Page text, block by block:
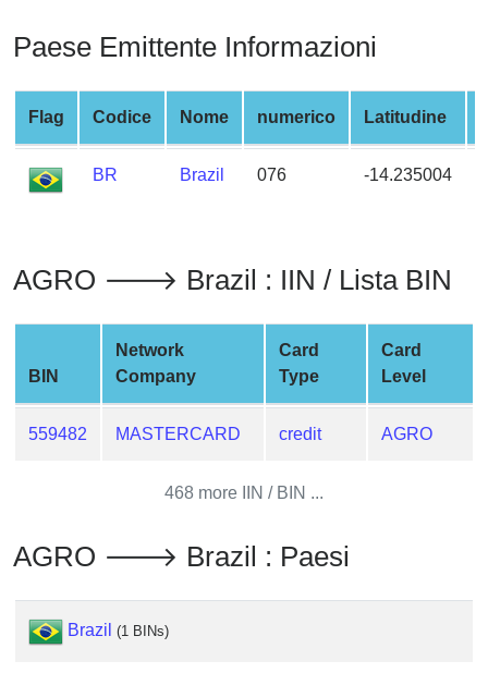
Validator
Card
Generator
Random
Credit
Generate
Credit
Card
BIN
Credit
Card
What
My
IP
Address
Paese Emittente Informazioni
Flag Codice Nome numerico Latitudine
BR Brazil 076 -14.235004
AGRO 🡒 Brazil : IIN / Lista BIN
BIN
Network
Company
Card
Type
Card
Level
559482 MASTERCARD credit AGRO
468 more IIN / BIN ...
AGRO 🡒 Brazil : Paesi
Brazil (1 BINs)